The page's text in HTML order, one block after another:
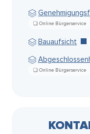
Bauaufsicht